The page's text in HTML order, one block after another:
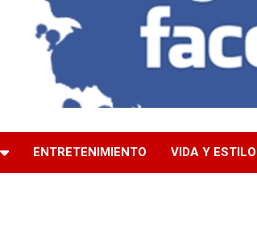
ENTRETENIMIENTO VIDA Y ESTILO